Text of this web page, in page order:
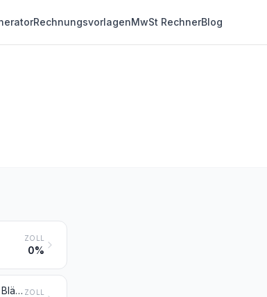
RechnungsvorlagenMwSt RechnerBlog
ZOLL
0%
Naturkork, entrindet, zwei- oder vierseitig grob zugerichtet oder in Würfeln, Platten, Blättern oder Streifen von quadratischer oder rechteckiger Form (einschließlich scharfkantige Rohlinge zum Herstellen von Stopfen) ZOLL